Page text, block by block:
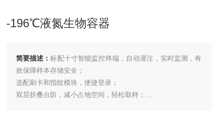
-196℃液氮生物容器
简要描述：标配十寸智能监控终端，自动灌注，实时监测，有
效保障样本存储安全；
选配刷卡和指纹模块，便捷登录；
双层折叠台阶，减小占地空间，轻松取样；